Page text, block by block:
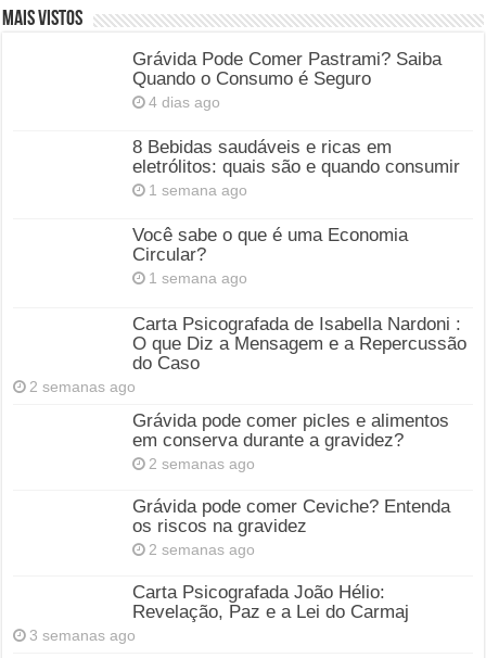
Mais Vistos
Grávida Pode Comer Pastrami? Saiba
Quando o Consumo é Seguro
4 dias ago
8 Bebidas saudáveis e ricas em
eletrólitos: quais são e quando consumir
1 semana ago
Você sabe o que é uma Economia
Circular?
1 semana ago
Carta Psicografada de Isabella Nardoni :
O que Diz a Mensagem e a Repercussão
do Caso
2 semanas ago
Grávida pode comer picles e alimentos
em conserva durante a gravidez?
2 semanas ago
Grávida pode comer Ceviche? Entenda
os riscos na gravidez
2 semanas ago
Carta Psicografada João Hélio:
Revelação, Paz e a Lei do Carmaj
3 semanas ago